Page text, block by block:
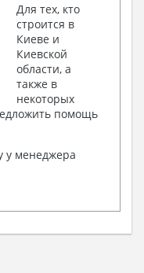
Для тех, кто
строится в
Киеве и
Киевской
области, а
также в
некоторых
помощь
у менеджера